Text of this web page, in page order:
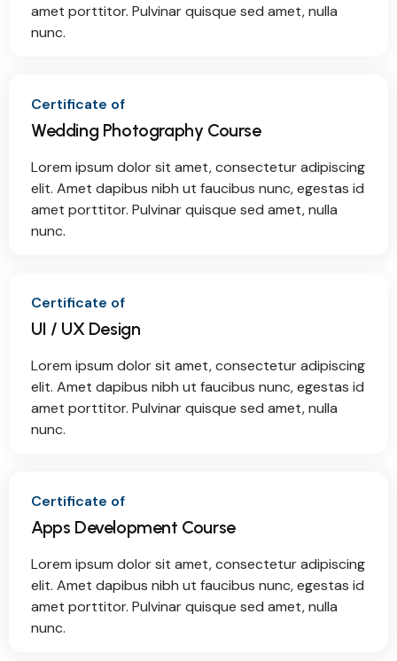
amet porttitor. Pulvinar quisque sed amet, nulla
nunc.
Certificate of
Wedding Photography Course
Lorem ipsum dolor sit amet, consectetur adipiscing
elit. Amet dapibus nibh ut faucibus nunc, egestas id
amet porttitor. Pulvinar quisque sed amet, nulla
nunc.
Certificate of
UI / UX Design
Lorem ipsum dolor sit amet, consectetur adipiscing
elit. Amet dapibus nibh ut faucibus nunc, egestas id
amet porttitor. Pulvinar quisque sed amet, nulla
nunc.
Certificate of
Apps Development Course
Lorem ipsum dolor sit amet, consectetur adipiscing
elit. Amet dapibus nibh ut faucibus nunc, egestas id
amet porttitor. Pulvinar quisque sed amet, nulla
nunc.